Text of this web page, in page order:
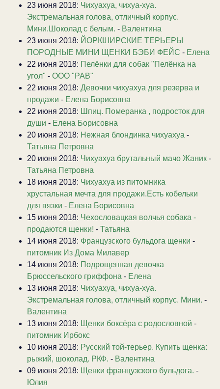
23 июня 2018: Чихуахуа, чихуа-хуа.
Экстремальная голова, отличный корпус.
Мини.Шоколад с белым. - Валентина
23 июня 2018: ЙОРКШИРСКИЕ ТЕРЬЕРЫ
ПОРОДНЫЕ МИНИ ЩЕНКИ БЭБИ ФЕЙС - Елена
22 июня 2018: Пелёнки для собак "Пелёнка на
угол" - ООО "РАВ"
22 июня 2018: Девочки чихуахуа для резерва и
продажи - Елена Борисовна
22 июня 2018: Шпиц. Померанка , подросток для
души - Елена Борисовна
20 июня 2018: Нежная блондинка чихуахуа -
Татьяна Петровна
20 июня 2018: Чихуахуа брутальный мачо Жаник -
Татьяна Петровна
18 июня 2018: Чихуахуа из питомника
хрустальная мечта для продажи.Есть кобельки
для вязки - Елена Борисовна
15 июня 2018: Чехословацкая волчья собака -
продаются щенки! - Татьяна
14 июня 2018: Французского бульдога щенки -
питомник Из Дома Милавер
14 июня 2018: Подрощенная девочка
Брюссельского гриффона - Елена
13 июня 2018: Чихуахуа, чихуа-хуа.
Экстремальная голова, отличный корпус. Мини. -
Валентина
13 июня 2018: Щенки боксёра с родословной -
питомник Ирбокс
10 июня 2018: Русский той-терьер. Купить щенка:
рыжий, шоколад. РКФ. - Валентина
09 июня 2018: Щенки французского бульдога. -
Юлия